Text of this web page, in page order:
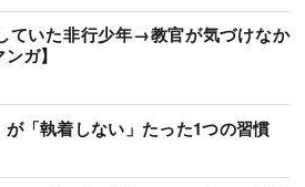
ていた非行少年→教官が気づけなか
ガ】
が「執着しない」たった1つの習慣